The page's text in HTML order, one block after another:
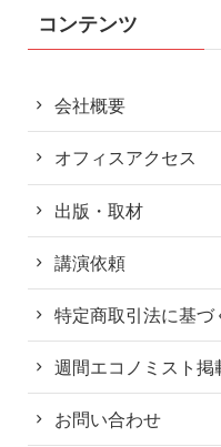
コンテンツ
会社概要
オフィスアクセス
出版・取材
講演依頼
特定商取引法に基づ
週間エコノミスト掲
お問い合わせ